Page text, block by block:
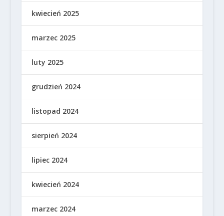
kwiecień 2025
marzec 2025
luty 2025
grudzień 2024
listopad 2024
sierpień 2024
lipiec 2024
kwiecień 2024
marzec 2024